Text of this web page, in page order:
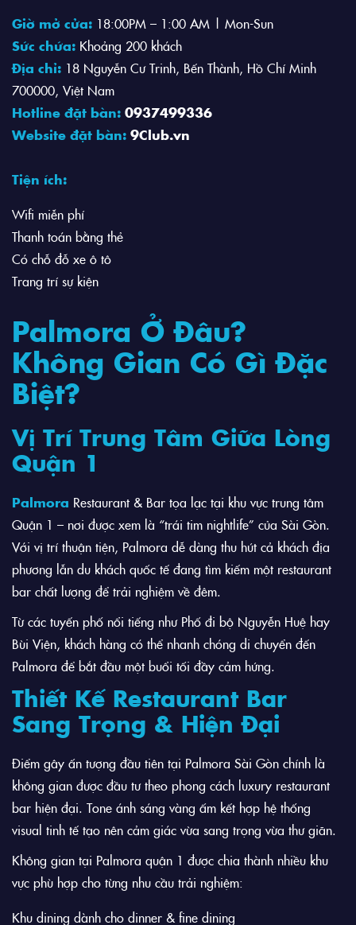
Giờ mở cửa: 18:00PM – 1:00 AM | Mon-Sun
Sức chứa: Khoảng 200 khách
Địa chỉ: 18 Nguyễn Cư Trinh, Bến Thành, Hồ Chí Minh
700000, Việt Nam
Hotline đặt bàn: 0937499336
Website đặt bàn: 9Club.vn
Tiện ích:
Wifi miễn phí
Thanh toán bằng thẻ
Có chỗ đỗ xe ô tô
Trang trí sự kiện
Palmora Ở Đâu?
Không Gian Có Gì Đặc
Biệt?
Vị Trí Trung Tâm Giữa Lòng
Quận 1
Palmora Restaurant & Bar tọa lạc tại khu vực trung tâm
Quận 1 – nơi được xem là “trái tim nightlife” của Sài Gòn.
Với vị trí thuận tiện, Palmora dễ dàng thu hút cả khách địa
phương lẫn du khách quốc tế đang tìm kiếm một restaurant
bar chất lượng để trải nghiệm về đêm.
Từ các tuyến phố nổi tiếng như Phố đi bộ Nguyễn Huệ hay
Bùi Viện, khách hàng có thể nhanh chóng di chuyển đến
Palmora để bắt đầu một buổi tối đầy cảm hứng.
Thiết Kế Restaurant Bar
Sang Trọng & Hiện Đại
Điểm gây ấn tượng đầu tiên tại Palmora Sài Gòn chính là
không gian được đầu tư theo phong cách luxury restaurant
bar hiện đại. Tone ánh sáng vàng ấm kết hợp hệ thống
visual tinh tế tạo nên cảm giác vừa sang trọng vừa thư giãn.
Không gian tại Palmora quận 1 được chia thành nhiều khu
vực phù hợp cho từng nhu cầu trải nghiệm:
Khu dining dành cho dinner & fine dining